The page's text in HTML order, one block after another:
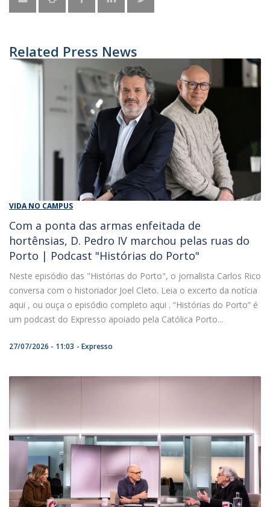
Related Press News
VIDA NO CAMPUS
Com a ponta das armas enfeitada de
hortênsias, D. Pedro IV marchou pelas ruas do
Porto | Podcast "Histórias do Porto"
Neste episódio das "Histórias do Porto", o jornalista Carlos Rico
conversa com o historiador Joel Cleto. Leia o excerto da notícia
aqui , ou ouça o episódio completo aqui . “Histórias do Porto” é
um podcast do Expresso apoiado pela Católica Porto...
27/07/2026 - 11:03 Expresso